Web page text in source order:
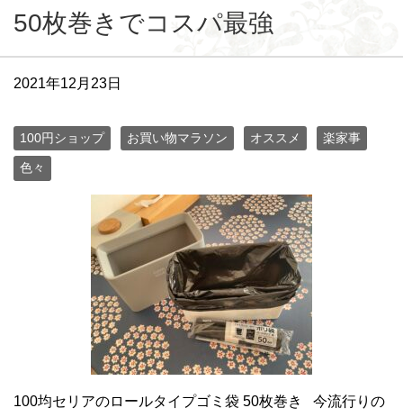
50枚巻きでコスパ最強
2021年12月23日
100円ショップ お買い物マラソン オススメ 楽家事
色々
100均セリアのロールタイプゴミ袋 50枚巻き 今流行りの